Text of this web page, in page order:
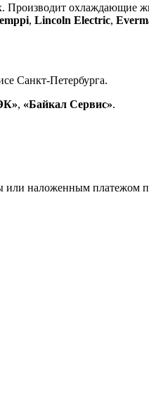
Производит
, Lincoln Electric,
Санкт-Петербурга.
, «Байкал Сервис».
или наложенным платежом